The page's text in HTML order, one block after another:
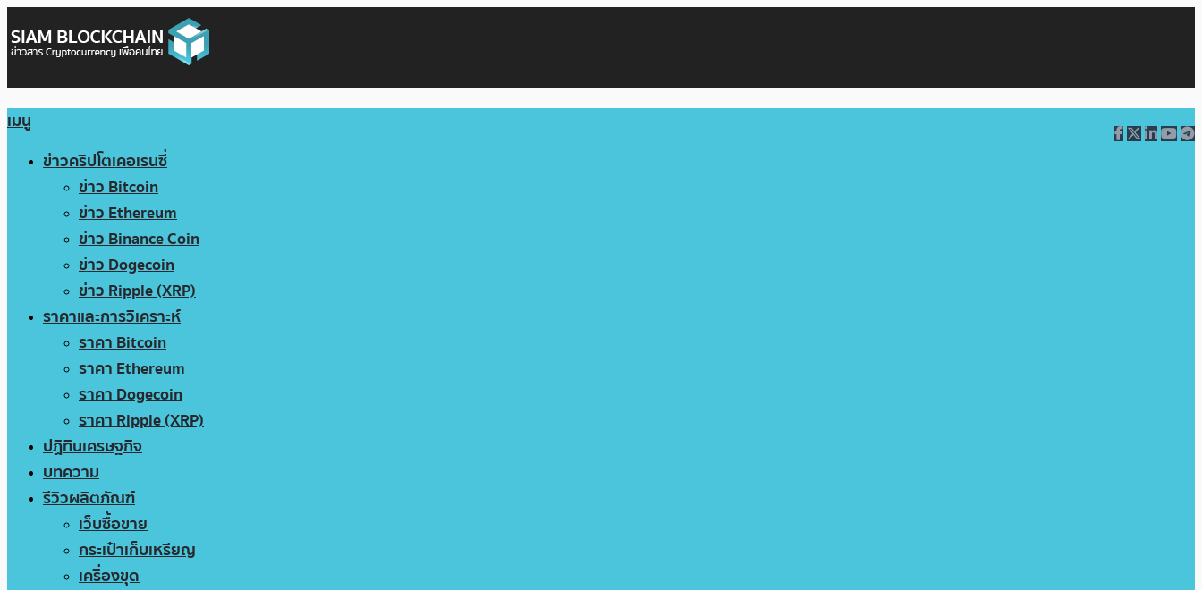
เมนู
ข่าวคริปโตเคอเรนซี่
ข่าว Bitcoin
ข่าว Ethereum
ข่าว Binance Coin
ข่าว Dogecoin
ข่าว Ripple (XRP)
ราคาและการวิเคราะห์
ราคา Bitcoin
ราคา Ethereum
ราคา Dogecoin
ราคา Ripple (XRP)
ปฏิทินเศรษฐกิจ
บทความ
รีวิวผลิตภัณฑ์
เว็บซื้อขาย
กระเป๋าเก็บเหรียญ
เครื่องขุด